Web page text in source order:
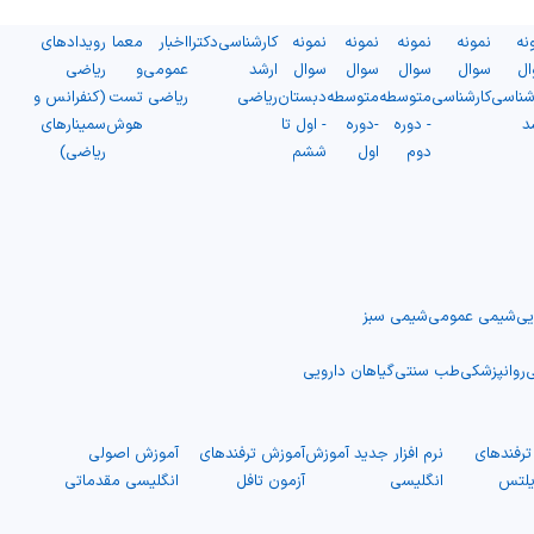
نمونه
سوال
کارشناسی
نمونه
سوال
متوسطه
- دوره
دوم
نمونه
سوال
متوسطه
-دوره
اول
نمونه
سوال
دبستان
- اول تا
ششم
کارشناسی
ارشد
ریاضی
دکترااخبار
عمومی
ریاضی
معما
و
تست
هوش
رویدادهای
ریاضی
(کنفرانس و
سمینارهای
ریاضی)
شیمی عمومیشیمی سبز
روانپزشکیطب سنتیگیاهان دارویی
نرم افزار جدید آموزش
انگلیسی
آموزش ترفندهای
آزمون تافل
آموزش اصولی
انگلیسی مقدماتی